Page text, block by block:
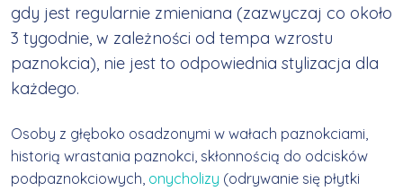
gdy jest regularnie zmieniana (zazwyczaj co około
3 tygodnie, w zależności od tempa wzrostu
paznokcia), nie jest to odpowiednia stylizacja dla
każdego.
Osoby z głęboko osadzonymi w wałach paznokciami,
historią wrastania paznokci, skłonnością do odcisków
podpaznokciowych, onycholizy (odrywanie się płytki